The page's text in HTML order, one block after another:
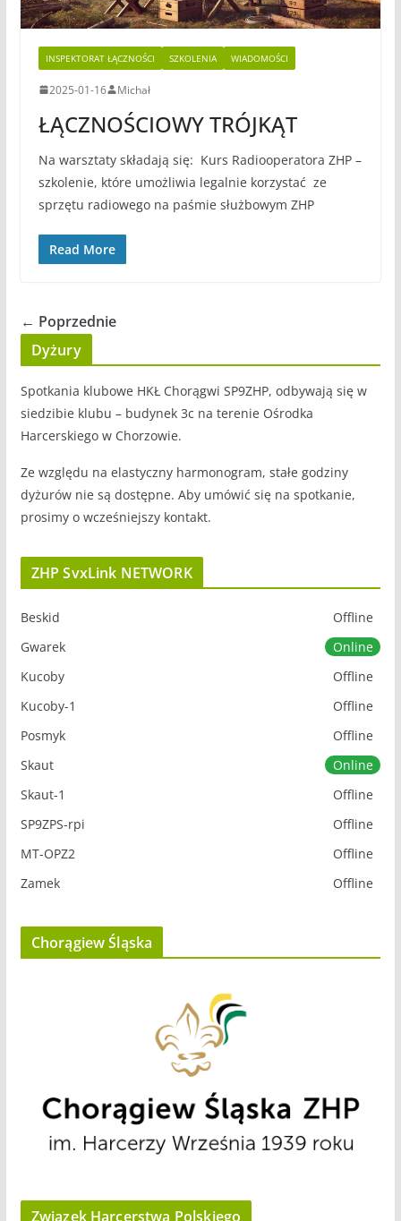
INSPEKTORAT ŁĄCZNOŚCI SZKOLENIA WIADOMOŚCI
2025-01-16 Michał
ŁĄCZNOŚCIOWY TRÓJKĄT
Na warsztaty składają się: Kurs Radiooperatora ZHP –
szkolenie, które umożliwia legalnie korzystać ze
sprzętu radiowego na paśmie służbowym ZHP
Read More
← Poprzednie
Dyżury
Spotkania klubowe HKŁ Chorągwi SP9ZHP, odbywają się w
siedzibie klubu – budynek 3c na terenie Ośrodka
Harcerskiego w Chorzowie.
Ze względu na elastyczny harmonogram, stałe godziny
dyżurów nie są dostępne. Aby umówić się na spotkanie,
prosimy o wcześniejszy kontakt.
ZHP SvxLink NETWORK
Beskid
Offline
Gwarek
Online
Kucoby
Offline
Kucoby-1
Offline
Posmyk
Offline
Skaut
Online
Skaut-1
Offline
SP9ZPS-rpi
Offline
MT-OPZ2
Offline
Zamek
Offline
Chorągiew Śląska
Związek Harcerstwa Polskiego